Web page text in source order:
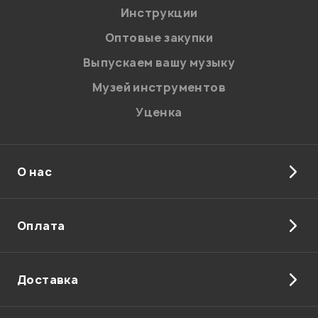
Инструкции
Оптовые закупки
Выпускаем вашу музыку
Музей инструментов
Уценка
О нас
Оплата
Доставка